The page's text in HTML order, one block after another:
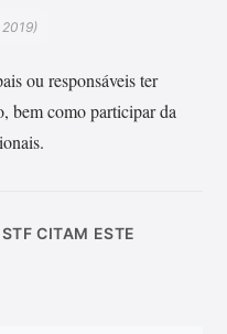
ou responsáveis ter
bem como participar da
CITAM ESTE